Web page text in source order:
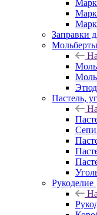
Заправки
Пастель,
Рукоделие